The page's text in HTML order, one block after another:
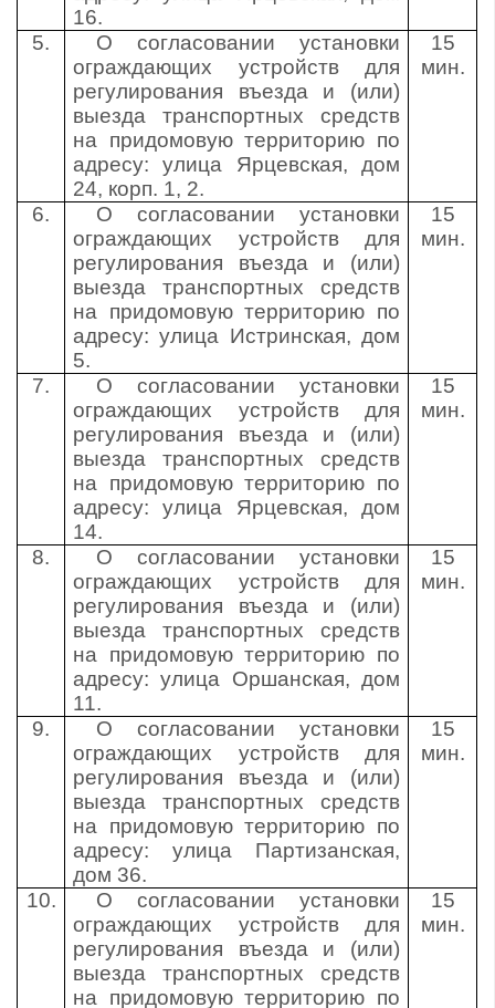
16.
5.
О согласовании установки
ограждающих устройств для
регулирования въезда и (или)
выезда транспортных средств
на придомовую территорию по
адресу: улица Ярцевская, дом
24, корп. 1, 2.
15
мин.
6.
О согласовании установки
ограждающих устройств для
регулирования въезда и (или)
выезда транспортных средств
на придомовую территорию по
адресу: улица Истринская, дом
5.
15
мин.
7.
О согласовании установки
ограждающих устройств для
регулирования въезда и (или)
выезда транспортных средств
на придомовую территорию по
адресу: улица Ярцевская, дом
14.
15
мин.
8.
О согласовании установки
ограждающих устройств для
регулирования въезда и (или)
выезда транспортных средств
на придомовую территорию по
адресу: улица Оршанская, дом
11.
15
мин.
9.
О согласовании установки
ограждающих устройств для
регулирования въезда и (или)
выезда транспортных средств
на придомовую территорию по
адресу: улица Партизанская,
дом 36.
15
мин.
10.
О согласовании установки
ограждающих устройств для
регулирования въезда и (или)
выезда транспортных средств
на придомовую территорию по
15
мин.